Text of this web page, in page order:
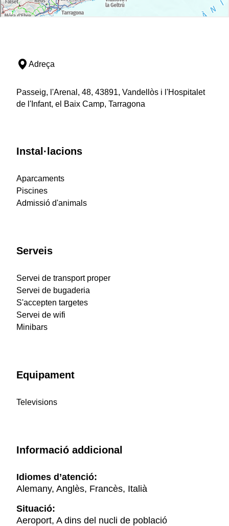
Adreça
Passeig, l'Arenal, 48, 43891, Vandellòs i l'Hospitalet
de l'Infant, el Baix Camp, Tarragona
Instal·lacions
Aparcaments
Piscines
Admissió d'animals
Serveis
Servei de transport proper
Servei de bugaderia
S'accepten targetes
Servei de wifi
Minibars
Equipament
Televisions
Informació addicional
Idiomes d’atenció:
Alemany, Anglès, Francès, Italià
Situació:
Aeroport, A dins del nucli de població